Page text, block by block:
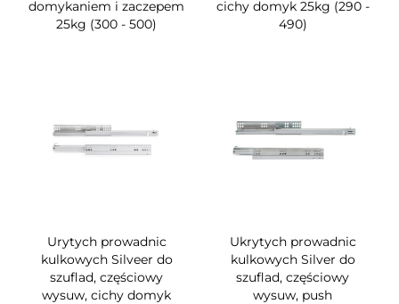
domykaniem i zaczepem
25kg (300 - 500)
cichy domyk 25kg (290 -
490)
Urytych prowadnic
kulkowych Silveer do
szuflad, częściowy
wysuw, cichy domyk
Ukrytych prowadnic
kulkowych Silver do
szuflad, częściowy
wysuw, push